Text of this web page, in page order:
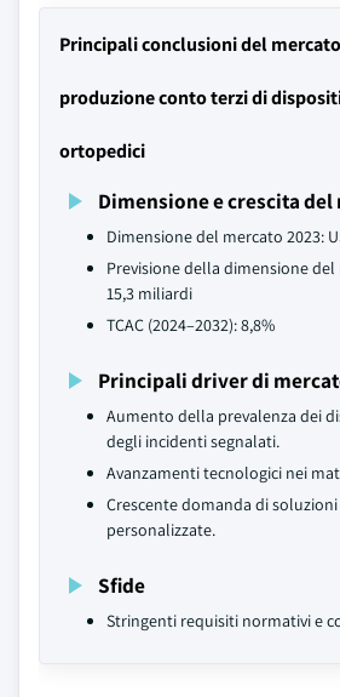
Principali conclusioni del
produzione conto terzi di
ortopedici
Dimensione e crescita del
Dimensione del mercato 2023:
Previsione della dimensione del
15,3 miliardi
TCAC (2024–2032): 8,8%
Principali driver di
Aumento della prevalenza dei
degli incidenti segnalati.
Avanzamenti tecnologici nei
Crescente domanda di
personalizzate.
Sfide
Stringenti requisiti normativi e